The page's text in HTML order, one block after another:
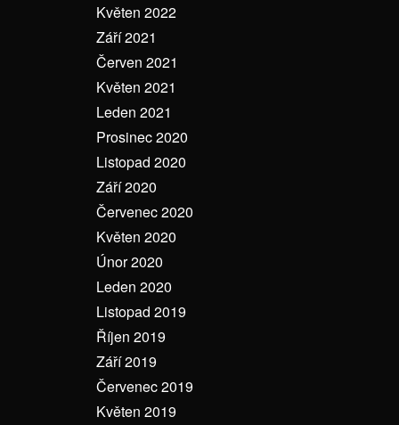
Květen 2022
Září 2021
Červen 2021
Květen 2021
Leden 2021
Prosinec 2020
Listopad 2020
Září 2020
Červenec 2020
Květen 2020
Únor 2020
Leden 2020
Listopad 2019
Říjen 2019
Září 2019
Červenec 2019
Květen 2019